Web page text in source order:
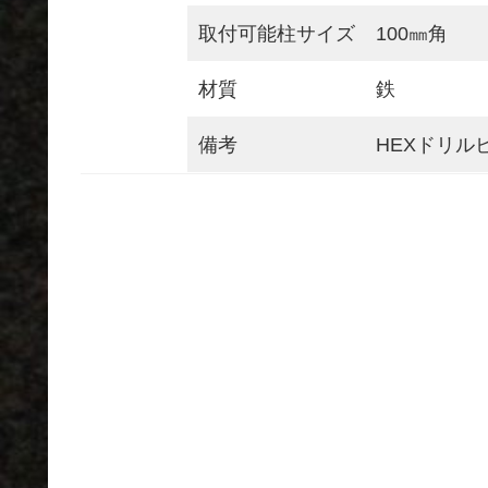
取付可能柱サイズ 100㎜角
材質 鉄
備考 HEXドリル